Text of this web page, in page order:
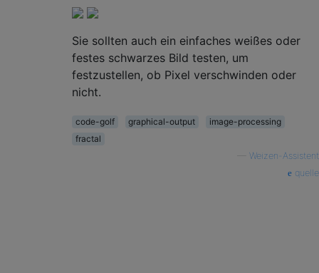
Sie sollten auch ein einfaches weißes oder
festes schwarzes Bild testen, um
festzustellen, ob Pixel verschwinden oder
nicht.
code-golf graphical-output
image-processing
fractal
Weizen-Assistent
quelle